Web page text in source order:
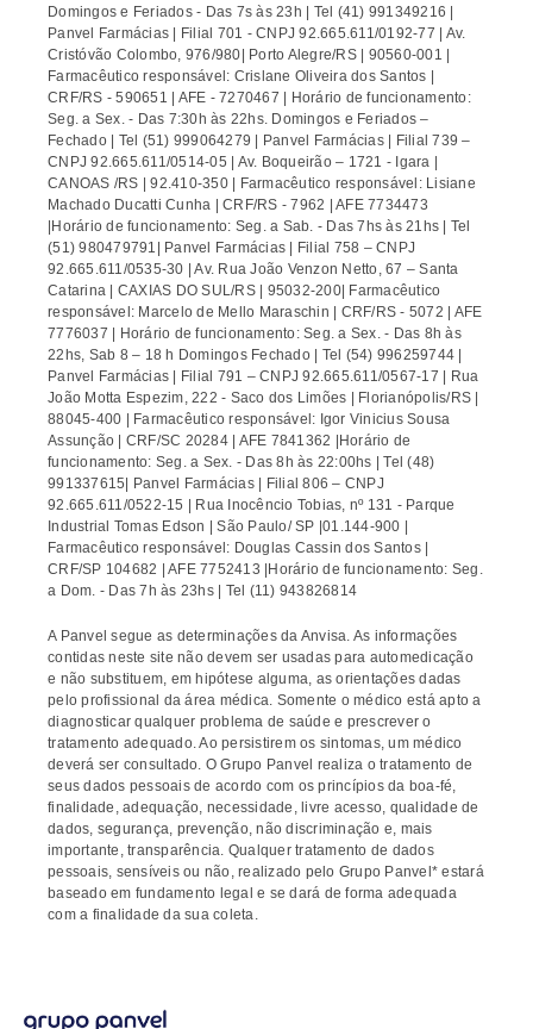
Domingos e Feriados - Das 7s às 23h | Tel (41) 991349216 |
Panvel Farmácias | Filial 701 - CNPJ 92.665.611/0192-77 | Av.
Cristóvão Colombo, 976/980| Porto Alegre/RS | 90560-001 |
Farmacêutico responsável: Crislane Oliveira dos Santos |
CRF/RS - 590651 | AFE - 7270467 | Horário de funcionamento:
Seg. a Sex. - Das 7:30h às 22hs. Domingos e Feriados –
Fechado | Tel (51) 999064279 | Panvel Farmácias | Filial 739 –
CNPJ 92.665.611/0514-05 | Av. Boqueirão – 1721 - Igara |
CANOAS /RS | 92.410-350 | Farmacêutico responsável: Lisiane
Machado Ducatti Cunha | CRF/RS - 7962 | AFE 7734473
|Horário de funcionamento: Seg. a Sab. - Das 7hs às 21hs | Tel
(51) 980479791| Panvel Farmácias | Filial 758 – CNPJ
92.665.611/0535-30 | Av. Rua João Venzon Netto, 67 – Santa
Catarina | CAXIAS DO SUL/RS | 95032-200| Farmacêutico
responsável: Marcelo de Mello Maraschin | CRF/RS - 5072 | AFE
7776037 | Horário de funcionamento: Seg. a Sex. - Das 8h às
22hs, Sab 8 – 18 h Domingos Fechado | Tel (54) 996259744 |
Panvel Farmácias | Filial 791 – CNPJ 92.665.611/0567-17 | Rua
João Motta Espezim, 222 - Saco dos Limões | Florianópolis/RS |
88045-400 | Farmacêutico responsável: Igor Vinicius Sousa
Assunção | CRF/SC 20284 | AFE 7841362 |Horário de
funcionamento: Seg. a Sex. - Das 8h às 22:00hs | Tel (48)
991337615| Panvel Farmácias | Filial 806 – CNPJ
92.665.611/0522-15 | Rua Inocêncio Tobias, nº 131 - Parque
Industrial Tomas Edson | São Paulo/ SP |01.144-900 |
Farmacêutico responsável: Douglas Cassin dos Santos |
CRF/SP 104682 | AFE 7752413 |Horário de funcionamento: Seg.
a Dom. - Das 7h às 23hs | Tel (11) 943826814
A Panvel segue as determinações da Anvisa. As informações
contidas neste site não devem ser usadas para automedicação
e não substituem, em hipótese alguma, as orientações dadas
pelo profissional da área médica. Somente o médico está apto a
diagnosticar qualquer problema de saúde e prescrever o
tratamento adequado. Ao persistirem os sintomas, um médico
deverá ser consultado. O Grupo Panvel realiza o tratamento de
seus dados pessoais de acordo com os princípios da boa-fé,
finalidade, adequação, necessidade, livre acesso, qualidade de
dados, segurança, prevenção, não discriminação e, mais
importante, transparência. Qualquer tratamento de dados
pessoais, sensíveis ou não, realizado pelo Grupo Panvel* estará
baseado em fundamento legal e se dará de forma adequada
com a finalidade da sua coleta.